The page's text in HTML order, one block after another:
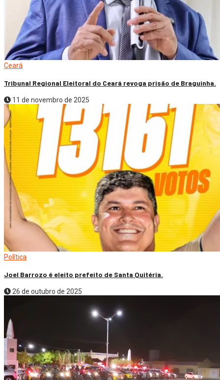
Ceará
Tribunal Regional Eleitoral do Ceará revoga prisão de Braguinha.
11 de novembro de 2025
Política
Joel Barrozo é eleito prefeito de Santa Quitéria.
26 de outubro de 2025